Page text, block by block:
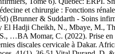
et chirurgie : Fonctions
(Brunner & Suddarth - Soins
El Hadji Cheikh, N., Mbaye, M.,
…BA Momar, C. (2022). Prise en
discales cervicale à Dakar.